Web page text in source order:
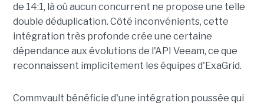
de 14:1, là où aucun concurrent ne propose une telle
double déduplication. Côté inconvénients, cette
intégration très profonde crée une certaine
dépendance aux évolutions de l'API Veeam, ce que
reconnaissent implicitement les équipes d'ExaGrid.
Commvault bénéficie d'une intégration poussée qui